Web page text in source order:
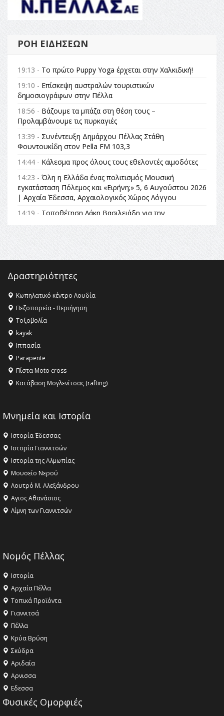
ΡΟΉ ΕΙΔΉΣΕΩΝ
19:13 - Το πρώτο Puppy Yoga έρχεται στην Χαλκιδική!
19:10 - Επίσκεψη αυστραλών τουριστικών
δημοσιογράφων στην Πέλλα
18:56 - Βάζουμε τα μπάζα στη θέση τους –
Προλαμβάνουμε τις πυρκαγιές
13:39 - Συνέντευξη Δημάρχου Πέλλας Στάθη
Φουντουκίδη στον Pella FM 103,3
14:44 - Κάλεσμα προς όλους τους εθελοντές αιμοδότες
14:23 - Όλη η Ελλάδα ένας πολιτισμός Μουσική
εγκατάσταση Πόλεμος και «Ειρήνη;» 5, 6 Αυγούστου 2026
| Αρχαία Έδεσσα, Αρχαιολογικός Χώρος Λόγγου
14:19 - Τοποθέτηση Λάκη Βασιλειάδη για την
θεσμικές διαδικασίες υπάρχει μόνο η ευθύνη απέναντι
στις επόμενες γενιές»
16:35 -Το πρόγραμμα του ΠΑΟΚ στον δεύτερο γύρο του
16:27 - Όλυμπος: Εντάχθηκε στον Κατάλογο Παγκόσμιας
Κληρονομιάς της UNESCO – Ομόφωνη η απόφαση Ο
Όλυμπος αναγνωρίστηκε ως φυσικό και πολιτιστικό
αγαθό εξέχουσας οικουμενικής αξίας για την
ανθρωπότητα
16:18 -
ΣΤΗΝ ΕΔΕΣΣΑ
Δραστηριότητες
Κωπηλατικό κέντρο Λουδία
Πεζοπορεία - Περιήγηση
Τοξοβολία
kayak
Ιππασία
Parapente
Πίστα Moto cross
Κατάβαση Μογλενίτσας (rafting)
Μνημεία και Ιστορία
Ιστορία Έδεσσας
Ιστορία Γιαννιτσών
Ιστορία της Αλμωπίας
Μουσείο Νερού
Λουτρό Μ. Αλεξάνδρου
Αγιος Αθανάσιος
Λίμνη των Γιαννιτσών
Νομός Πέλλας
Ιστορία
Αρχαία Πέλλα
Τοπικά Προϊόντα
Γιαννιτσά
Πέλλα
Κρύα Βρύση
Σκύδρα
Αριδαία
Aρνισσα
Eδεσσα
Φυσικές Ομορφιές